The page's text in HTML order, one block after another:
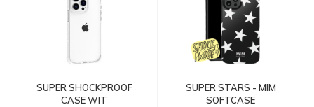
SUPER SHOCKPROOF
CASE WIT
SUPER STARS - MIM
SOFTCASE